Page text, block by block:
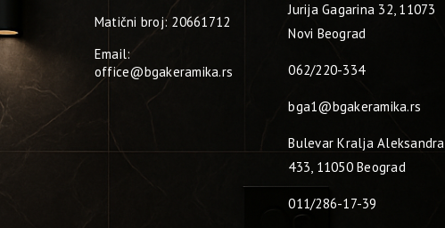
Matični broj: 20661712
Email:
office@bgakeramika.rs
Jurija Gagarina 32, 11073
Novi Beograd
062/220-334
bga1@bgakeramika.rs
Bulevar Kralja Aleksandra
433, 11050 Beograd
011/286-17-39